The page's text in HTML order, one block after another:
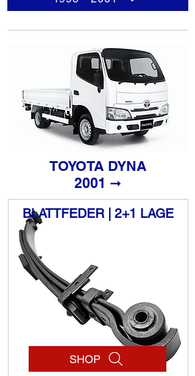
TOYOTA DYNA
2001 ➞
BLATTFEDER | 2+1 LAGE
SHOP